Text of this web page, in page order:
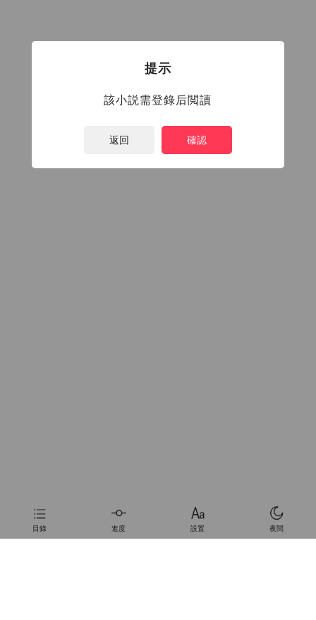
提示
該小説需登錄后閲讀
返回 確認
目錄 進度 設置 夜間